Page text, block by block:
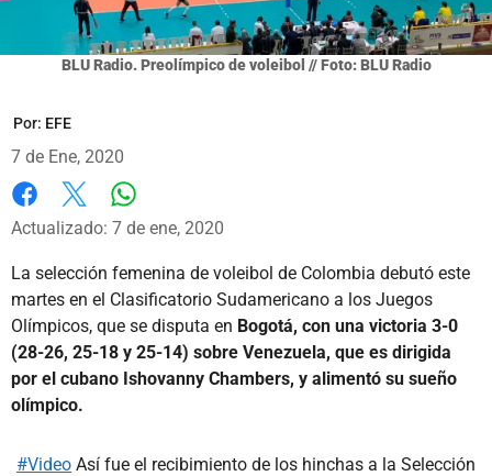
BLU Radio. Preolímpico de voleibol // Foto: BLU Radio
Por: EFE
7 de Ene, 2020
Facebook
X
Actualizado: 7 de ene, 2020
La selección femenina de voleibol de Colombia debutó este
martes en el Clasificatorio Sudamericano a los Juegos
Olímpicos, que se disputa en Bogotá, con una victoria 3-0
(28-26, 25-18 y 25-14) sobre Venezuela, que es dirigida
por el cubano Ishovanny Chambers, y alimentó su sueño
olímpico.
#Video Así fue el recibimiento de los hinchas a la Selección